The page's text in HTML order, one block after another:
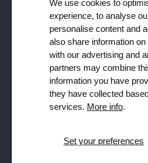
Receive our newsletter
YES, I want to receive the
Privacy Policy
We use cookies to
experience, to analyse
personalise content and
also share information
with our advertising and
partners may combine
information you have
they have collected
services. More info.
Set your preferences